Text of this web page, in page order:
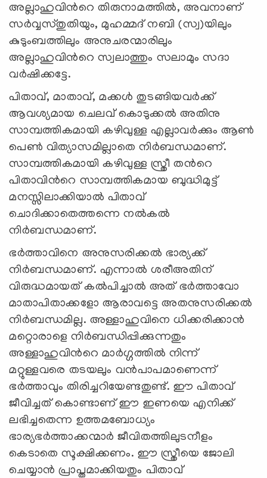
അല്ലാഹുവിന്‍റെ തിരുനാമത്തില്‍, അവനാണ്
സര്‍വ്വസ്തുതിയും, മുഹമ്മദ് നബി (സ്വ)യിലും
കുടുംബത്തിലും അനുചരന്മാരിലും
അല്ലാഹുവിന്‍റെ സ്വലാത്തും സലാമും സദാ
വര്‍ഷിക്കട്ടേ.
പിതാവ്, മാതാവ്, മക്കള്‍ തുടങ്ങിയവര്‍ക്ക്
ആവശ്യമായ ചെലവ് കൊടുക്കല്‍ അതിനു
സാമ്പത്തികമായി കഴിവുള്ള എല്ലാവര്‍ക്കും ആണ്‍
പെണ്‍ വിത്യാസമില്ലാതെ നിര്‍ബന്ധമാണ്.
സാമ്പത്തികമായി കഴിവുള്ള സ്ത്രീ തന്‍റെ
പിതാവിന്‍റെ സാമ്പത്തികമായ ബുദ്ധിമുട്ട്
മനസ്സിലാക്കിയാല്‍ പിതാവ്
ചൊദിക്കാതെത്തന്നെ നല്‍കല്‍
നിര്‍ബന്ധമാണ്.
ഭര്‍ത്താവിനെ അനുസരിക്കല്‍ ഭാര്യക്ക്
നിര്‍ബന്ധമാണ്. എന്നാല്‍ ശരീഅതിന്
വിരുദ്ധമായത് കല്‍പിച്ചാല്‍ അത് ഭര്‍ത്താവോ
മാതാപിതാക്കളോ ആരാവട്ടെ അതനുസരിക്കല്‍
നിര്‍ബന്ധമില്ല. അള്ളാഹുവിനെ ധിക്കരിക്കാന്‍
മറ്റൊരാളെ നിര്‍ബന്ധിപ്പിക്കുന്നതും
അള്ളാഹുവിന്‍റെ മാര്‍ഗ്ഗത്തില്‍ നിന്ന്
മറ്റുള്ളവരെ തടയലും വന്‍പാപമാണെന്ന്
ഭര്‍ത്താവും തിരിച്ചറിയേണ്ടതുണ്ട്. ഈ പിതാവ്
ജീവിച്ചത് കൊണ്ടാണ് ഈ ഇണയെ എനിക്ക്
ലഭിച്ചതെന്ന ഉത്തമബോധ്യം
ഭാര്യഭര്‍ത്താക്കന്മാര്‍ ജീവിതത്തിലുടനീളം
കെടാതെ സൂക്ഷിക്കണം. ഈ സ്ത്രീയെ ജോലി
ചെയ്യാന്‍ പ്രാപ്തമാക്കിയതും പിതാവ്